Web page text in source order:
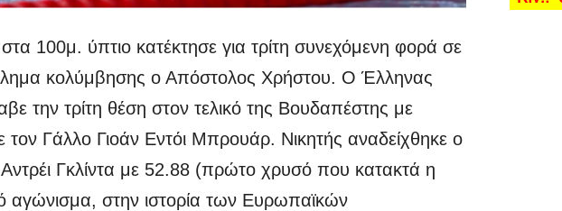
100μ. ύπτιο κατέκτησε για τρίτη συνεχόμενη φορά σε
κολύμβησης ο Απόστολος Χρήστου. Ο Έλληνας
την τρίτη θέση στον τελικό της Βουδαπέστης με
τον Γάλλο Γιοάν Εντόι Μπρουάρ. Νικητής αναδείχθηκε ο
Γκλίντα με 52.88 (πρώτο χρυσό που κατακτά η
αγώνισμα, στην ιστορία των Ευρωπαϊκών